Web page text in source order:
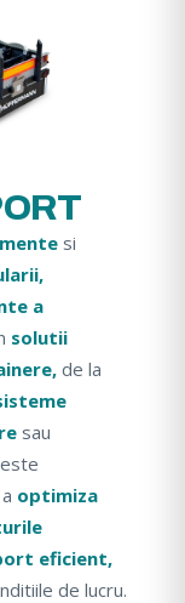
si
a
solutii
de la
sau
optimiza
eficient,
de lucru.